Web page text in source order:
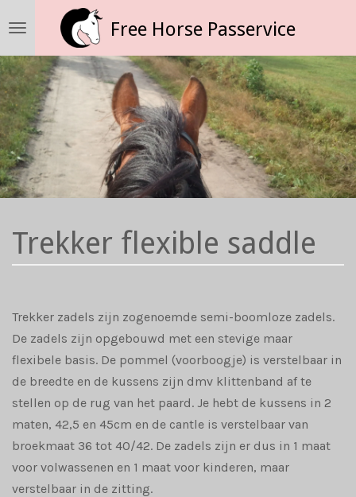
naar
de
hoofdinhoud
Free Horse Passervice
Trekker flexible saddle
Trekker zadels zijn zogenoemde semi-boomloze zadels.
De zadels zijn opgebouwd met een stevige maar
flexibele basis. De pommel (voorboogje) is verstelbaar in
de breedte en de kussens zijn dmv klittenband af te
stellen op de rug van het paard. Je hebt de kussens in 2
maten, 42,5 en 45cm en de cantle is verstelbaar van
broekmaat 36 tot 40/42. De zadels zijn er dus in 1 maat
voor volwassenen en 1 maat voor kinderen, maar
verstelbaar in de zitting.